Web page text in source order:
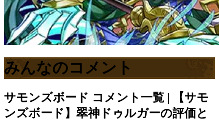
みんなのコメント
サモンズボード コメント一覧 | 【サモ
ンズボード】翠神ドゥルガーの評価と